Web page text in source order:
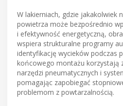
W lakierniach, gdzie jakakolwiek
powietrza może bezpośrednio
i efektywność energetyczną,
wspiera strukturalne programy
identyfikację wycieków podczas
końcowego montażu korzystają
narzędzi pneumatycznych i
pomagając zapobiegać
problemom z powtarzalnością.